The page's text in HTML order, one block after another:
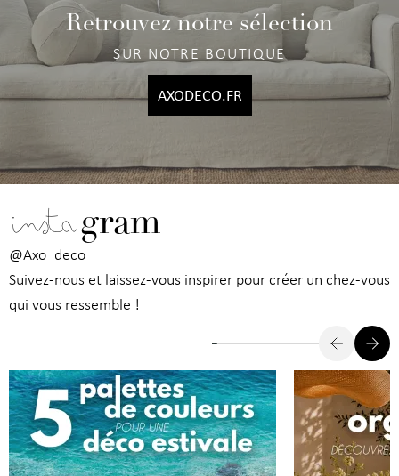
Retrouvez notre sélection
SUR NOTRE BOUTIQUE
AXODECO.FR
instagram
@Axo_deco
Suivez-nous et laissez-vous inspirer pour créer un chez-vous
qui vous ressemble !